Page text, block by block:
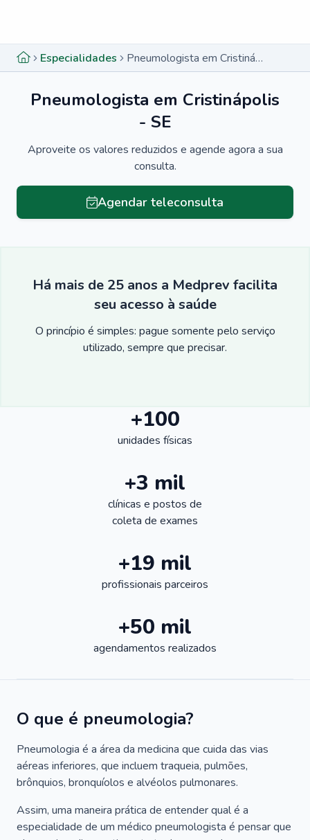
Especialidades Pneumologista em Cristinápolis - SE
Pneumologista em Cristinápolis
- SE
Aproveite os valores reduzidos e agende agora a sua
consulta.
Agendar teleconsulta
Há mais de 25 anos a Medprev facilita
seu acesso à saúde
O princípio é simples: pague somente pelo serviço
utilizado, sempre que precisar.
+100
unidades físicas
+3 mil
clínicas e postos de
coleta de exames
+19 mil
profissionais parceiros
+50 mil
agendamentos realizados
O que é pneumologia?
Pneumologia é a área da medicina que cuida das vias
aéreas inferiores, que incluem traqueia, pulmões,
brônquios, bronquíolos e alvéolos pulmonares.
Assim, uma maneira prática de entender qual é a
especialidade de um médico pneumologista é pensar que